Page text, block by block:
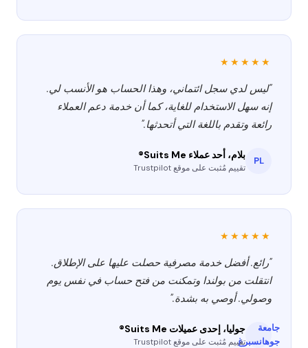
★★★★★
"ليس لدي سجل ائتماني، وهذا الحساب هو الأنسب لي.
إنه سهل الاستخدام للغاية، كما أن خدمة دعم العملاء
رائعة وتقدم باللغة التي أتحدثها."
PL بلام، أحد عملاء Suits Me®
تقييم مُثبت على موقع Trustpilot
★★★★★
"رائع. أفضل خدمة مصرفية حصلت عليها على الإطلاق.
انتقلت من بولندا وتمكنت من فتح حساب في نفس يوم
وصولي. أوصي به بشدة."
جامعة
جوهانسبرغ
جوليا، إحدى عميلات Suits Me®
تقييم مُثبت على موقع Trustpilot